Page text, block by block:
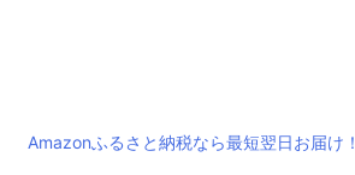
Amazonふるさと納税なら最短翌日お届け！